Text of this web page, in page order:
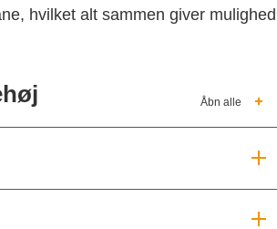
hvilket alt sammen giver mulighed
Åbn alle